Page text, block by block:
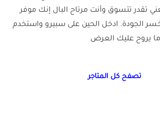
تقدر تتسوق وأنت مرتاح البال إنك موفر
الجودة. ادخل الحين على سبيرو واستخدم
يروح عليك العرض
تصفح كل المتاجر